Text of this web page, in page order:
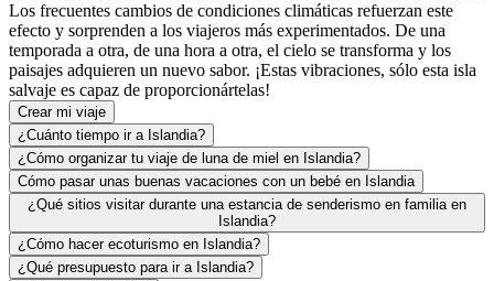
Los frecuentes cambios de condiciones climáticas refuerzan este
efecto y sorprenden a los viajeros más experimentados. De una
temporada a otra, de una hora a otra, el cielo se transforma y los
paisajes adquieren un nuevo sabor. ¡Estas vibraciones, sólo esta isla
salvaje es capaz de proporcionártelas!
Crear mi viaje
¿Cuánto tiempo ir a Islandia?
¿Cómo organizar tu viaje de luna de miel en Islandia?
Cómo pasar unas buenas vacaciones con un bebé en Islandia
¿Qué sitios visitar durante una estancia de senderismo en familia en
Islandia?
¿Cómo hacer ecoturismo en Islandia?
¿Qué presupuesto para ir a Islandia?